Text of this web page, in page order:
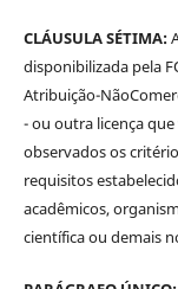
CLÁUSULA SÉTIMA:
disponibilizada pela
Atribuição-
- ou outra licença
observados os
requisitos
acadêmicos,
científica ou demais